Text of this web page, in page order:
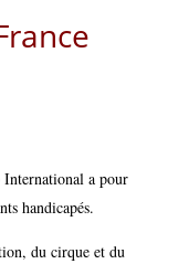
International a pour
handicapés.
du cirque et du